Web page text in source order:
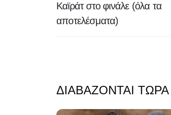
Καϊράτ στο φινάλε (όλα τα
αποτελέσματα)
ΔΙΑΒΆΖΟΝΤΑΙ ΤΏΡΑ